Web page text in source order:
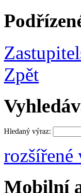
Zpět
Hledaný výraz:
rozšířené
Mobilní